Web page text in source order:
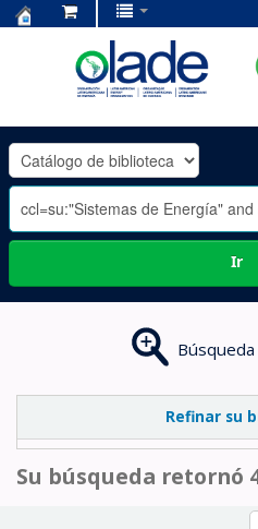
OLADE
-
Ir
Refinar su
Su búsqueda retornó